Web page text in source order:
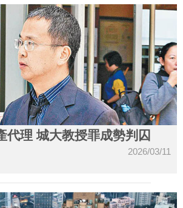
代理 城大教授罪成勢判囚
2026/03/11